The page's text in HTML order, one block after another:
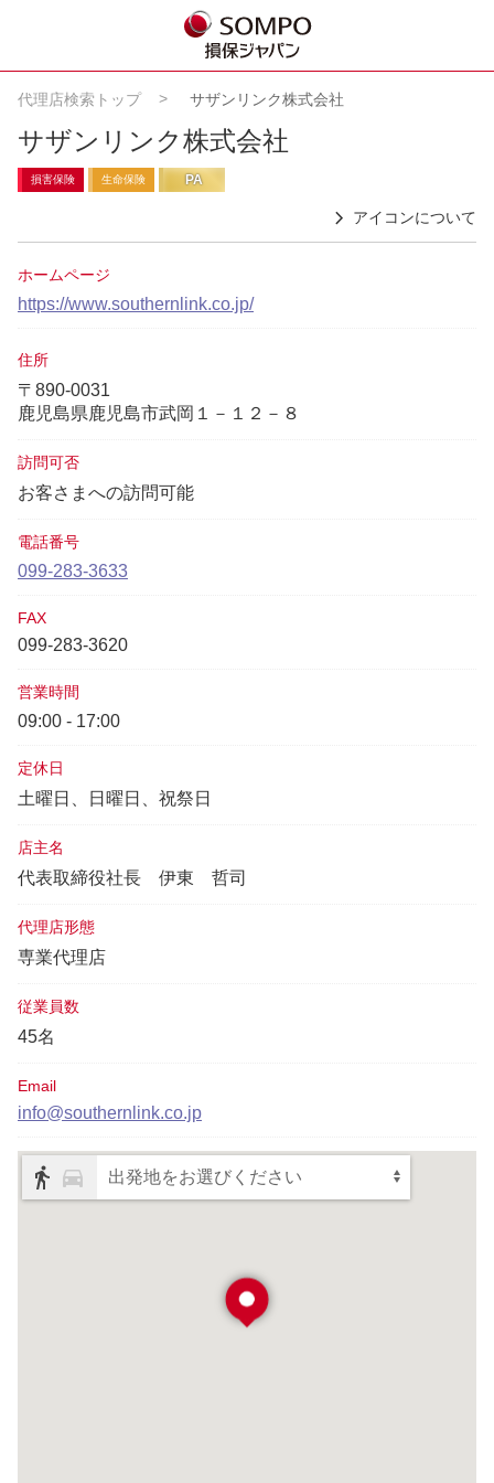
代理店検索トップ サザンリンク株式会社
サザンリンク株式会社
損害保険 生命保険 PA
アイコンについて
ホームページ
https://www.southernlink.co.jp/
住所
〒890-0031
鹿児島県鹿児島市武岡１－１２－８
訪問可否
お客さまへの訪問可能
電話番号
099-283-3633
FAX
099-283-3620
営業時間
09:00 - 17:00
定休日
土曜日、日曜日、祝祭日
店主名
代表取締役社長 伊東 哲司
代理店形態
専業代理店
従業員数
45名
Email
info@southernlink.co.jp
出発地をお選びください